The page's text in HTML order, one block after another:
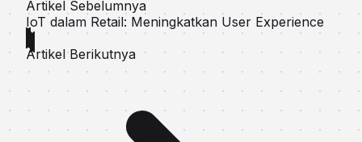
Artikel Sebelumnya
IoT dalam Retail: Meningkatkan User Experience
Artikel Berikutnya